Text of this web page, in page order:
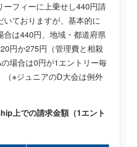
ーフィーに上乗せし440円請
いておりますが、基本的に
合は440円、地域・都道府県
円か275円（管理費と相殺
場合は0円が1エントリー毎
（※ジュニアのD大会は例外
上での請求金額（1エント